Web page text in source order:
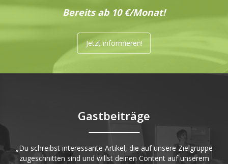
Bereits ab 10 €/Monat!
Jetzt informieren!
Gastbeiträge
„Du schreibst interessante Artikel, die auf unsere Zielgruppe
zugeschnitten sind und willst deinen Content auf unserem